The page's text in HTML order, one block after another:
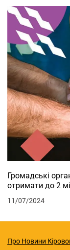
Громадські
отримати до 2
11/07/2024
Про Новини